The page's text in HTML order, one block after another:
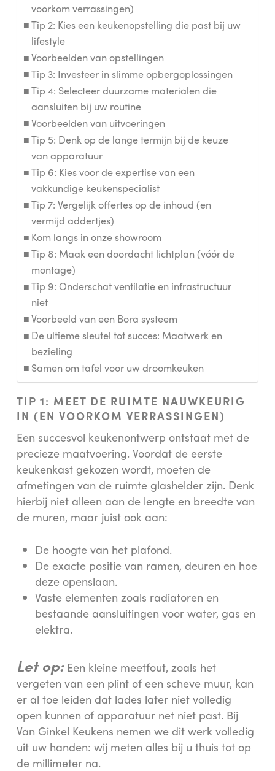
voorkom verrassingen)
Tip 2: Kies een keukenopstelling die past bij uw
lifestyle
Voorbeelden van opstellingen
Tip 3: Investeer in slimme opbergoplossingen
Tip 4: Selecteer duurzame materialen die
aansluiten bij uw routine
Voorbeelden van uitvoeringen
Tip 5: Denk op de lange termijn bij de keuze
van apparatuur
Tip 6: Kies voor de expertise van een
vakkundige keukenspecialist
Tip 7: Vergelijk offertes op de inhoud (en
vermijd addertjes)
Kom langs in onze showroom
Tip 8: Maak een doordacht lichtplan (vóór de
montage)
Tip 9: Onderschat ventilatie en infrastructuur
niet
Voorbeeld van een Bora systeem
De ultieme sleutel tot succes: Maatwerk en
bezieling
Samen om tafel voor uw droomkeuken
TIP 1: MEET DE RUIMTE NAUWKEURIG
IN (EN VOORKOM VERRASSINGEN)
Een succesvol keukenontwerp ontstaat met de
precieze maatvoering. Voordat de eerste
keukenkast gekozen wordt, moeten de
afmetingen van de ruimte glashelder zijn. Denk
hierbij niet alleen aan de lengte en breedte van
de muren, maar juist ook aan:
De hoogte van het plafond.
De exacte positie van ramen, deuren en hoe
deze openslaan.
Vaste elementen zoals radiatoren en
bestaande aansluitingen voor water, gas en
elektra.
Let op:Een kleine meetfout, zoals het
vergeten van een plint of een scheve muur, kan
er al toe leiden dat lades later niet volledig
open kunnen of apparatuur net niet past. Bij
Van Ginkel Keukens nemen we dit werk volledig
uit uw handen: wij meten alles bij u thuis tot op
de millimeter na.